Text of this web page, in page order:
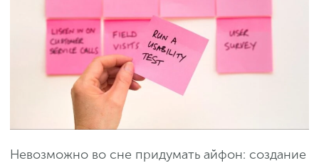
Невозможно во сне придумать айфон: создание